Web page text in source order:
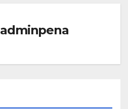
adminpena